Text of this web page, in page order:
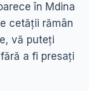
în Mdina
cetății rămân
vă puteți
a fi presați